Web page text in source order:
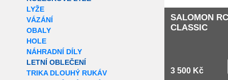
LYŽE
VÁZÁNÍ
OBALY
HOLE
NÁHRADNÍ DÍLY
LETNÍ OBLEČENÍ
TRIKA DLOUHÝ RUKÁV
SALOMON
CLASSIC
3 500 Kč